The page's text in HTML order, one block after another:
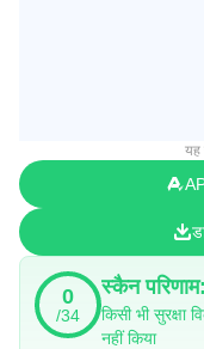
यह
0
/34
स्कैन
किसी भी सुरक्षा
नहीं किया